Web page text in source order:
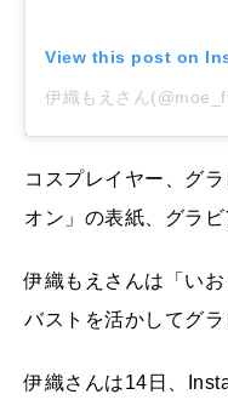
View this post on
伊織もえさん
コスプレイヤー、グ
オン」の表紙、グラ
伊織もえさんは「い
バストを活かしてグラ
伊織さんは14日、